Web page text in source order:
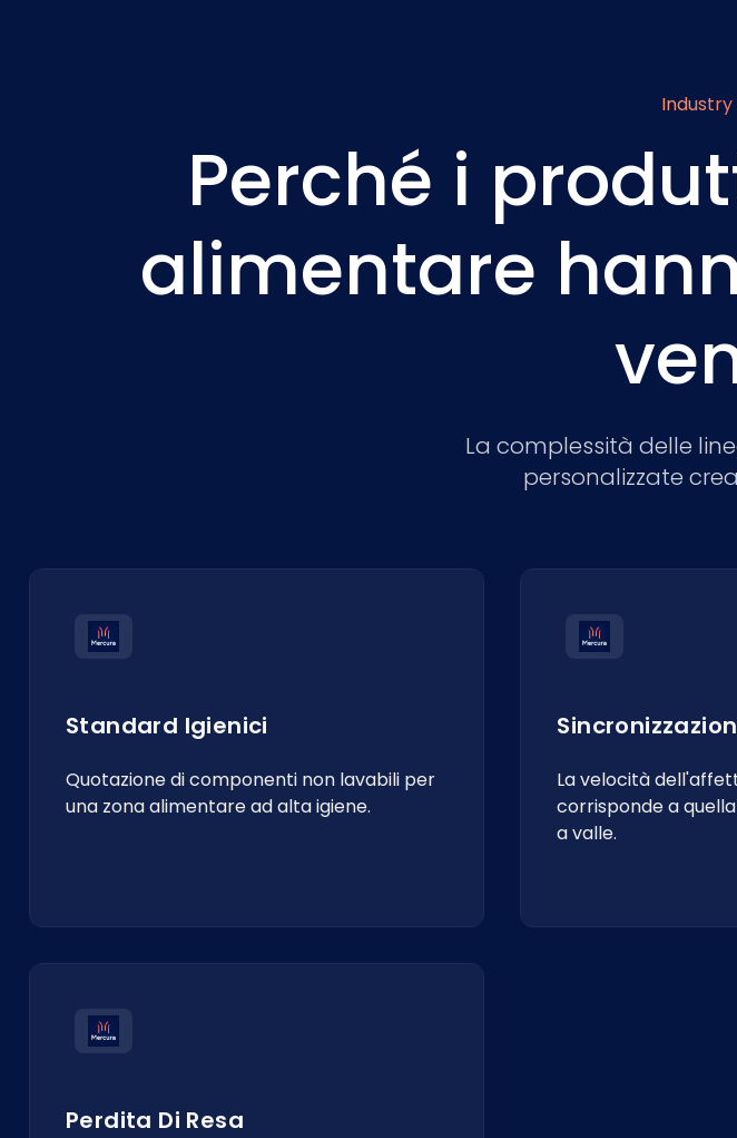
Perché i
alimentare
La complessità delle
personalizzate
Standard Igienici
Quotazione di componenti non lavabili per
una zona alimentare ad alta igiene.
La velocità
corrisponde a
a valle.
Perdita Di Resa